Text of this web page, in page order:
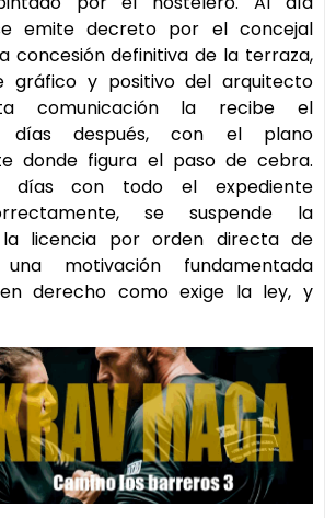
emite decreto por el concejal
concesión definitiva de la terraza,
gráfico y positivo del arquitecto
comunicación la recibe el
días después, con el plano
donde figura el paso de cebra.
días con todo el expediente
se suspende la
licencia por orden directa de
motivación fundamentada
derecho como exige la ley, y